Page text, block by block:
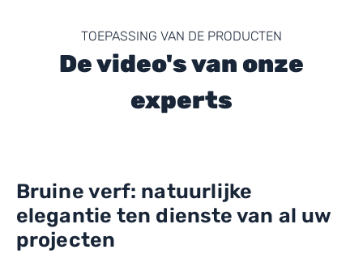
TOEPASSING VAN DE PRODUCTEN
De video's van onze
experts
Bruine verf: natuurlijke
elegantie ten dienste van al uw
projecten